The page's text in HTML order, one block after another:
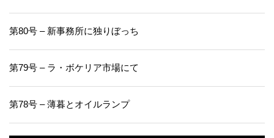
第80号 – 新事務所に独りぼっち
第79号 – ラ・ボケリア市場にて
第78号 – 薄暮とオイルランプ